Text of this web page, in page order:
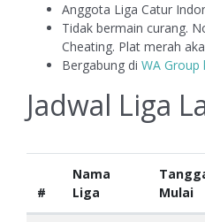
Anggota Liga Catur
Tidak bermain curang.
Cheating. Plat merah
Bergabung di WA Group
Jadwal Liga
#
Nama
Liga
Mulai